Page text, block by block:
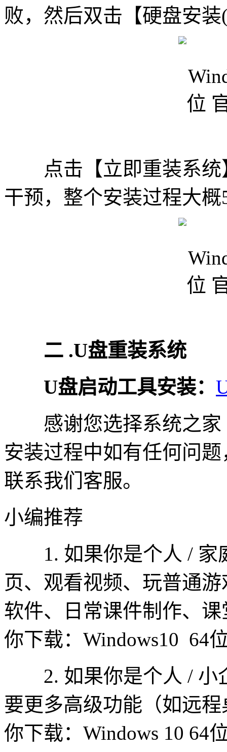
败，然后双击【硬盘安装
点击【立即重装系统
干预，整个安装过程大概
二 .U盘重装系统
U盘启动工具安装：
感谢您选择系统之家
安装过程中如有任何问题
联系我们客服。
小编推荐
1. 如果你是个人 / 家
页、观看视频、玩普通
软件、日常课件制作、
你下载：Windows10 64
2. 如果你是个人 / 小
要更多高级功能（如远
你下载：Windows 10 64